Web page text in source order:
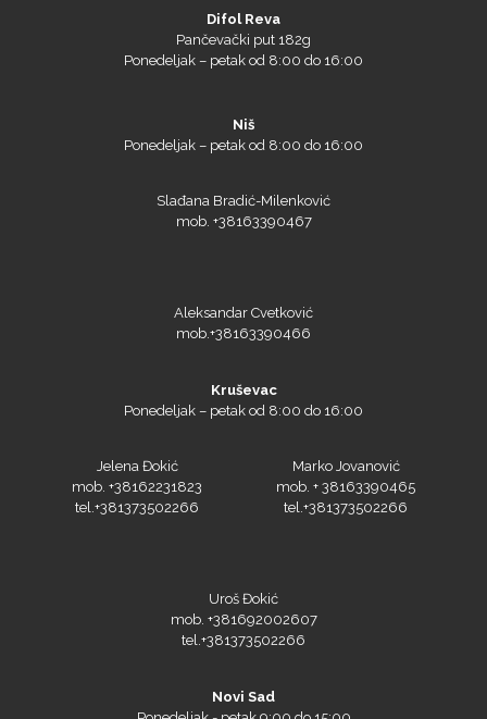
Difol Reva
Pančevački put 182g
Ponedeljak – petak od 8:00 do 16:00
Niš
Ponedeljak – petak od 8:00 do 16:00
Slađana Bradić-Milenković
mob. +38163390467
Aleksandar Cvetković
mob.+38163390466
Kruševac
Ponedeljak – petak od 8:00 do 16:00
Jelena Đokić
mob. +38162231823
tel.+381373502266
Marko Jovanović
mob. + 38163390465
tel.+381373502266
Uroš Đokić
mob. +381692002607
tel.+381373502266
Novi Sad